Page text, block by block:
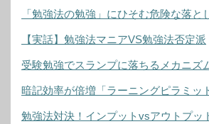
「勉強法の勉強」にひそむ危険な落と
【実話】勉強法マニアVS勉強法否定派
受験勉強でスランプに落ちるメカニズ
暗記効率が倍増「ラーニングピラミッ
勉強法対決！インプットvsアウトプッ